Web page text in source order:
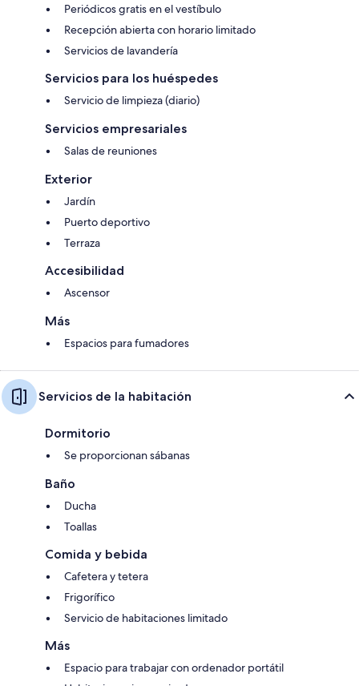
Periódicos gratis en el vestíbulo
Recepción abierta con horario limitado
Servicios de lavandería
Servicios para los huéspedes
Servicio de limpieza (diario)
Servicios empresariales
Salas de reuniones
Exterior
Jardín
Puerto deportivo
Terraza
Accesibilidad
Ascensor
Más
Espacios para fumadores
Servicios de la habitación
Dormitorio
Se proporcionan sábanas
Baño
Ducha
Toallas
Comida y bebida
Cafetera y tetera
Frigorífico
Servicio de habitaciones limitado
Más
Espacio para trabajar con ordenador portátil